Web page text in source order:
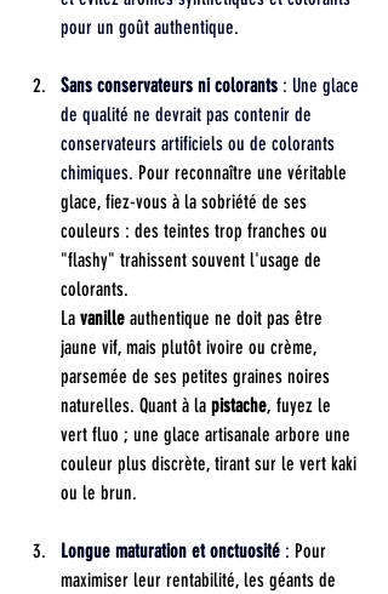
pour un goût authentique.
Sans conservateurs ni colorants : Une glace
de qualité ne devrait pas contenir de
conservateurs artificiels ou de colorants
chimiques. Pour reconnaître une véritable
glace, fiez-vous à la sobriété de ses
couleurs : des teintes trop franches ou
"flashy" trahissent souvent l'usage de
colorants.
La vanille authentique ne doit pas être
jaune vif, mais plutôt ivoire ou crème,
parsemée de ses petites graines noires
naturelles. Quant à la pistache, fuyez le
vert fluo ; une glace artisanale arbore une
couleur plus discrète, tirant sur le vert kaki
ou le brun.
Longue maturation et onctuosité : Pour
maximiser leur rentabilité, les géants de